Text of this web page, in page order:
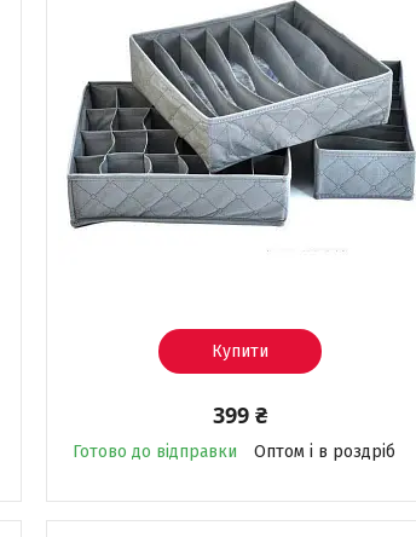
Купити
399 ₴
Готово до відправки Оптом і в роздріб